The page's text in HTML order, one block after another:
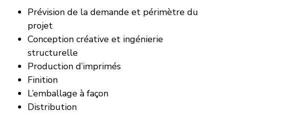
Prévision de la demande et périmètre du
projet
Conception créative et ingénierie
structurelle
Production d’imprimés
Finition
L’emballage à façon
Distribution